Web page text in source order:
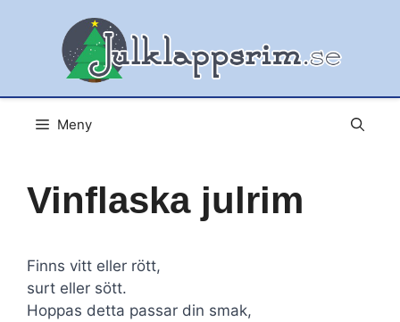
Meny
Vinflaska julrim
Finns vitt eller rött,
surt eller sött.
Hoppas detta passar din smak,